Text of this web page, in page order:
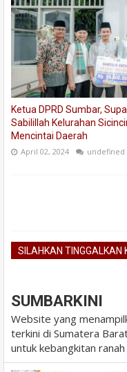
Ketua DPRD Sumbar,
Sabilillah Kelurahan
Mencintai Daerah
April 02, 2024 undefined
SILAHKAN TINGGALKAN
SUMBARKINI
Website yang
terkini di Sumatera
untuk kebangkitan ranah